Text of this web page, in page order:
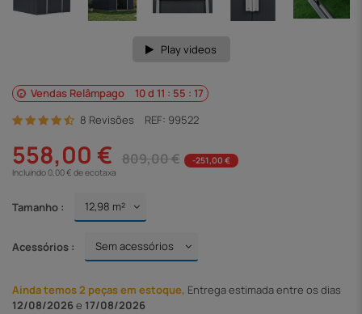
Play videos
Vendas Relâmpago 10d 11 : 55 : 16
8 Revisões
REF: 99522
558,00 € 809,00 €
-251,00 €
Incluindo 0,00 € de ecotaxa
Tamanho :
Acessórios :
Ainda temos 2 peças em estoque, Entregaestimada entre os dias
12/08/2026e 17/08/2026